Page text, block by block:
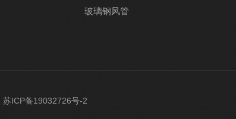
玻璃钢风管
苏ICP备19032726号-2